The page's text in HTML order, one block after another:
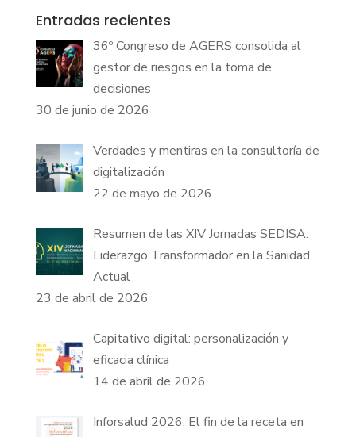
Entradas recientes
36º Congreso de AGERS consolida al
gestor de riesgos en la toma de
decisiones
30 de junio de 2026
Verdades y mentiras en la consultoría de
digitalización
22 de mayo de 2026
Resumen de las XIV Jornadas SEDISA:
Liderazgo Transformador en la Sanidad
Actual
23 de abril de 2026
Capitativo digital: personalización y
eficacia clínica
14 de abril de 2026
Inforsalud 2026: El fin de la receta en